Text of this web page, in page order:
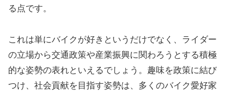
る点です。
これは単にバイクが好きというだけでなく、ライダー
の立場から交通政策や産業振興に関わろうとする積極
的な姿勢の表れといえるでしょう。趣味を政策に結び
つけ、社会貢献を目指す姿勢は、多くのバイク愛好家